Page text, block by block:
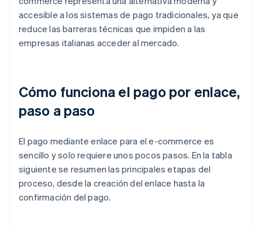
accesible a los sistemas de pago tradicionales, ya que
reduce las barreras técnicas que impiden a las
empresas italianas acceder al mercado.
Cómo funciona el pago por enlace,
paso a paso
El pago mediante enlace para el e-commerce es
sencillo y solo requiere unos pocos pasos. En la tabla
siguiente se resumen las principales etapas del
proceso, desde la creación del enlace hasta la
confirmación del pago.